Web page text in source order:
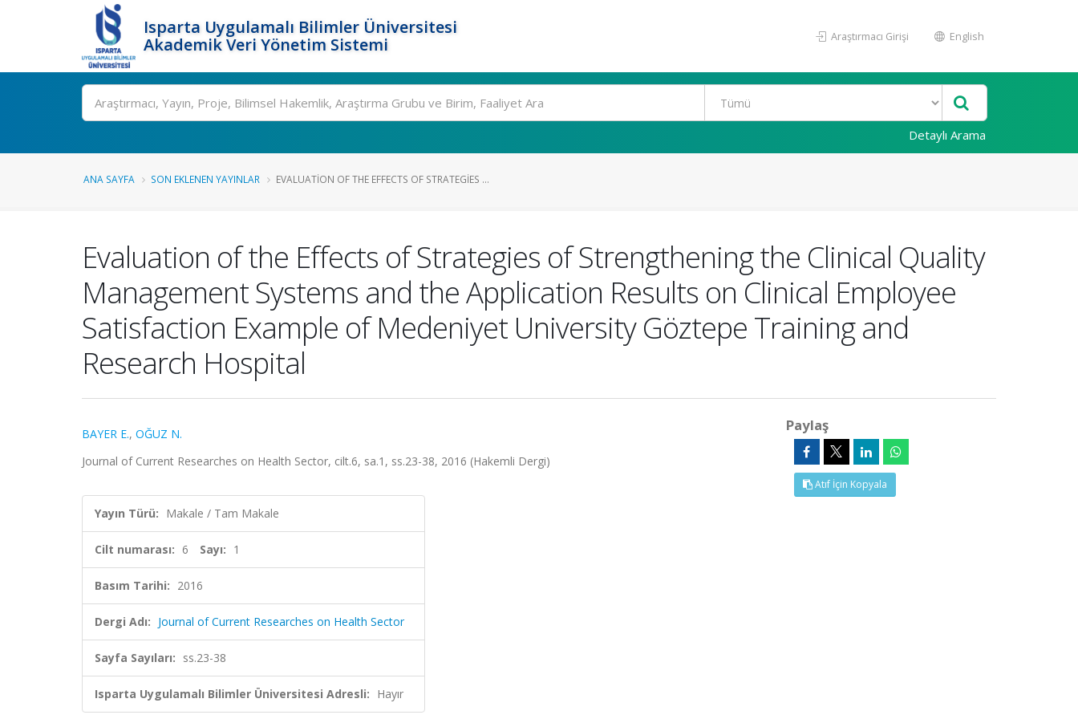
Isparta Uygulamalı Bilimler Üniversitesi
Akademik Veri Yönetim Sistemi
Araştırmacı Girişi English
Ara
Detaylı Arama
ANA SAYFA SON EKLENEN YAYINLAR EVALUATION OF THE EFFECTS OF STRATEGIES ...
Evaluation of the Effects of Strategies of Strengthening the Clinical Quality
Management Systems and the Application Results on Clinical Employee
Satisfaction Example of Medeniyet University Göztepe Training and
Research Hospital
BAYER E., OĞUZ N.
Journal of Current Researches on Health Sector, cilt.6, sa.1, ss.23-38, 2016 (Hakemli Dergi)
Yayın Türü: Makale / Tam Makale
Cilt numarası: 6 Sayı: 1
Basım Tarihi: 2016
Dergi Adı: Journal of Current Researches on Health Sector
Sayfa Sayıları: ss.23-38
Isparta Uygulamalı Bilimler Üniversitesi Adresli: Hayır
Paylaş
Atıf İçin Kopyala